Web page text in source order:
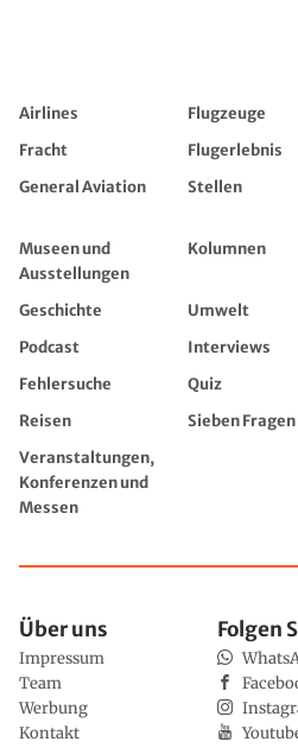
Airlines Flugzeuge
Fracht
Flugerlebnis
General Aviation
Stellen
Museen und
Ausstellungen
Kolumnen
Geschichte Umwelt
Podcast
Interviews
Fehlersuche
Quiz
Reisen
Sieben
Veranstaltungen,
Konferenzen und
Messen
Über uns
Impressum
Team
Werbung
Kontakt
Folgen